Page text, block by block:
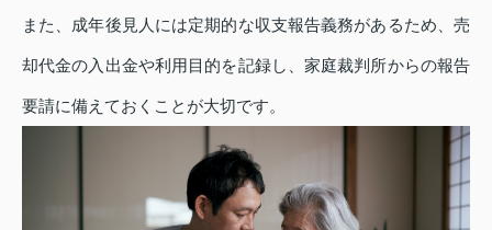
また、成年後見人には定期的な収支報告義務があるため、売
却代金の入出金や利用目的を記録し、家庭裁判所からの報告
要請に備えておくことが大切です。